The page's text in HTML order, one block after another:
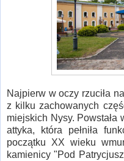
Najpierw w oczy rzuciła
z kilku zachowanych
miejskich Nysy.
attyka, która pełniła
początku XX wieku
kamienicy "Pod